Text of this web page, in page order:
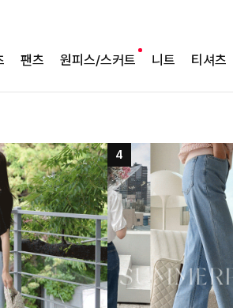
팬츠 원피스/스커트 니트 티셔츠